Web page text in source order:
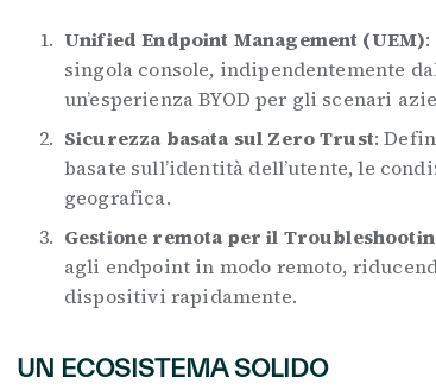
Unified Endpoint Management (UEM)
singola console, indipendentemente
un’esperienza BYOD per gli scenari
Sicurezza basata sul Zero Trust:
basate sull’identità dell’utente, le
geografica.
Gestione remota per il
agli endpoint in modo remoto,
dispositivi rapidamente.
UN ECOSISTEMA SOLIDO